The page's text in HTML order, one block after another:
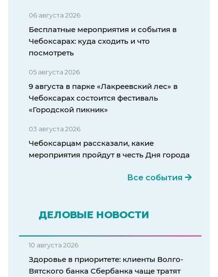
06 августа 2026
Бесплатные мероприятия и события в
Чебоксарах: куда сходить и что
посмотреть
05 августа 2026
9 августа в парке «Лакреевский лес» в
Чебоксарах состоится фестиваль
«Городской пикник»
03 августа 2026
Чебоксарцам рассказали, какие
мероприятия пройдут в честь Дня города
Все события
ДЕЛОВЫЕ НОВОСТИ
10 августа 2026
Здоровье в приоритете: клиенты Волго-
Вятского банка Сбербанка чаще тратят